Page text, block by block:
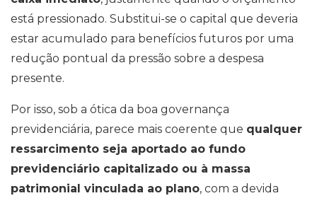
está pressionado. Substitui-se o capital que deveria
estar acumulado para benefícios futuros por uma
redução pontual da pressão sobre a despesa
presente.
Por isso, sob a ótica da boa governança
previdenciária, parece mais coerente que qualquer
ressarcimento seja aportado ao fundo
previdenciário capitalizado ou à massa
patrimonial vinculada ao plano, com a devida